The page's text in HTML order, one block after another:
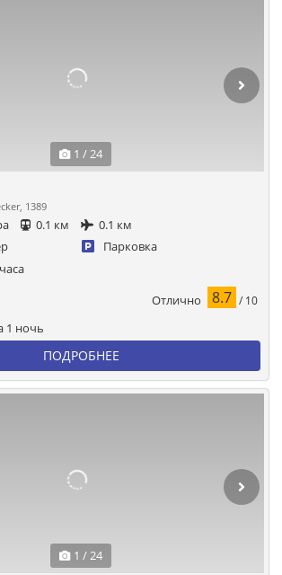
1 / 24
1389
0.1 км
0.1 км
Парковка
Отлично 8.7 / 10
1 ночь
ПОДРОБНЕЕ
1 / 24